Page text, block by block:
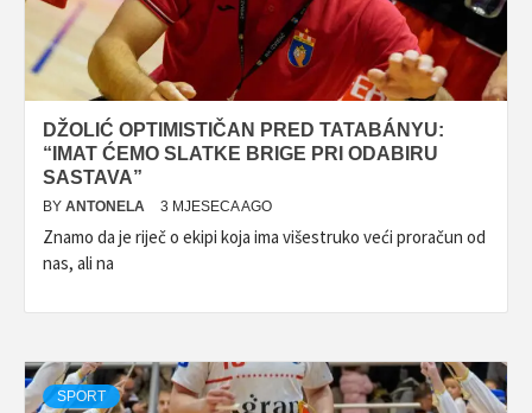
DŽOLIĆ OPTIMISTIČAN PRED TATABÁNYU:
“IMAT ĆEMO SLATKE BRIGE PRI ODABIRU
SASTAVA”
BY ANTONELA 3 MJESECA AGO
Znamo da je riječ o ekipi koja ima višestruko veći proračun od
nas, ali na
SPORT